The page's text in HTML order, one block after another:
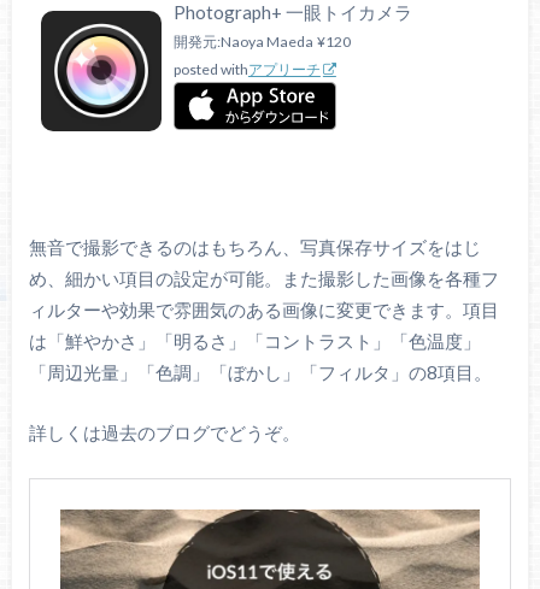
Photograph+ 一眼トイカメラ
開発元:Naoya Maeda ¥120
posted withアプリーチ
無音で撮影できるのはもちろん、写真保存サイズをはじ
め、細かい項目の設定が可能。また撮影した画像を各種フ
ィルターや効果で雰囲気のある画像に変更できます。項目
は「鮮やかさ」「明るさ」「コントラスト」「色温度」
「周辺光量」「色調」「ぼかし」「フィルタ」の8項目。
詳しくは過去のブログでどうぞ。